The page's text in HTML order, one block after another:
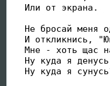
Или от экрана.
Не бросай меня
И откликнись,
Мне - хоть щас
Ну куда я
Ну куда я